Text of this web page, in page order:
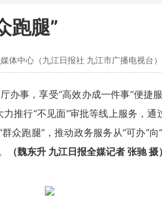
跑腿”
体中心（九江日报社 九江市广播电视台
办事，享受“高效办成一件事”便捷
推行“不见面”审批等线上服务，
众跑腿”，推动政务服务从“可办”
（魏东升 九江日报全媒记者 张驰 摄）